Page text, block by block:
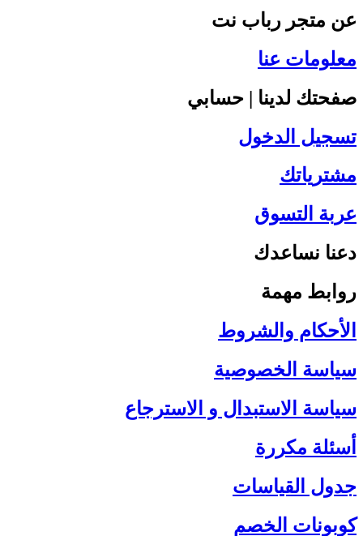
عن متجر رباب نت
معلومات عنا
صفحتك لدينا | حسابي
تسجيل الدخول
مشترياتك
عربة التسوق
دعنا نساعدك
روابط مهمة
الأحكام والشروط
سياسة الخصوصية
سياسة الاستبدال و الاسترجاع
أسئلة مكررة
جدول القياسات
كوبونات الخصم